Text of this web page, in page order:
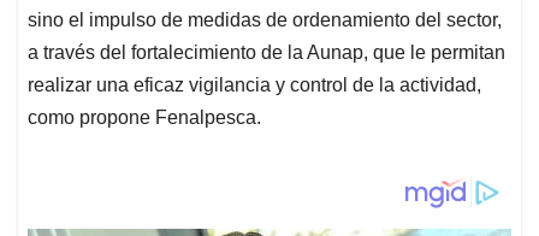
sino el impulso de medidas de ordenamiento del sector,
a través del fortalecimiento de la Aunap, que le permitan
realizar una eficaz vigilancia y control de la actividad,
como propone Fenalpesca.